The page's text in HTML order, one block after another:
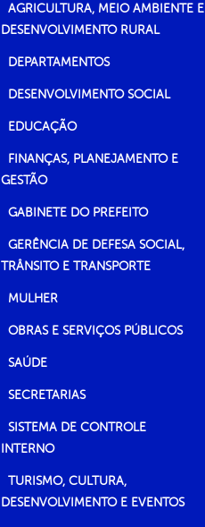
AGRICULTURA, MEIO AMBIENTE E
DESENVOLVIMENTO RURAL
DEPARTAMENTOS
DESENVOLVIMENTO SOCIAL
EDUCAÇÃO
FINANÇAS, PLANEJAMENTO E
GESTÃO
GABINETE DO PREFEITO
GERÊNCIA DE DEFESA SOCIAL,
TRÂNSITO E TRANSPORTE
MULHER
OBRAS E SERVIÇOS PÚBLICOS
SAÚDE
SECRETARIAS
SISTEMA DE CONTROLE
INTERNO
TURISMO, CULTURA,
DESENVOLVIMENTO E EVENTOS